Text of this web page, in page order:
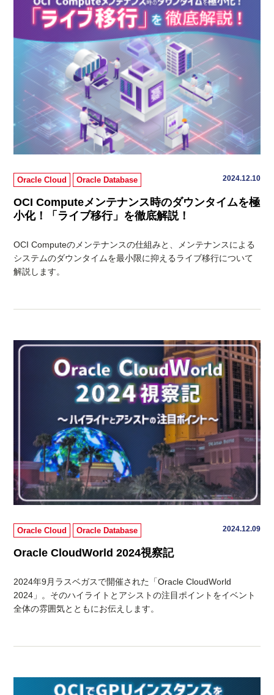
Oracle Cloud Oracle Database 2024.12.10
OCI Computeメンテナンス時のダウンタイムを極
小化！「ライブ移行」を徹底解説！
OCI Computeのメンテナンスの仕組みと、メンテナンスによる
システムのダウンタイムを最小限に抑えるライブ移行について
解説します。
Oracle Cloud Oracle Database 2024.12.09
Oracle CloudWorld 2024視察記
2024年9月ラスベガスで開催された「Oracle CloudWorld
2024」。そのハイライトとアシストの注目ポイントをイベント
全体の雰囲気とともにお伝えします。